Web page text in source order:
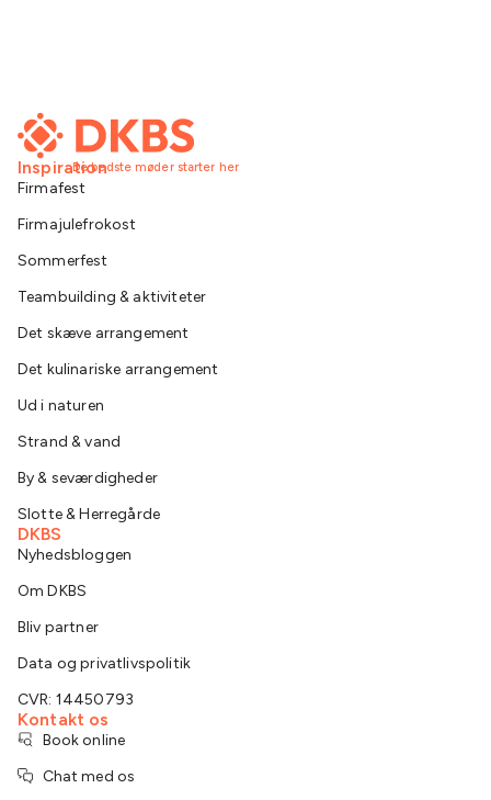
De bedste møder starter her
Inspiration
Firmafest
Firmajulefrokost
Sommerfest
Teambuilding & aktiviteter
Det skæve arrangement
Det kulinariske arrangement
Ud i naturen
Strand & vand
By & seværdigheder
Slotte & Herregårde
DKBS
Nyhedsbloggen
Om DKBS
Bliv partner
Data og privatlivspolitik
CVR: 14450793
Kontakt os
Book online
Chat med os